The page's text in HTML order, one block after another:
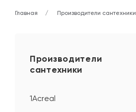
Главная Производители сантехники
Производители
сантехники
1Acreal